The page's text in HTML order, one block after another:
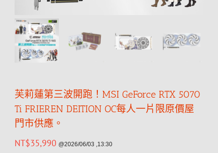
芙莉蓮第三波開跑！MSI GeForce RTX 5070
Ti FRIEREN DEITION OC每人一片限原價屋
門市供應。
NT$35,990 @2026/06/03 ,13:30